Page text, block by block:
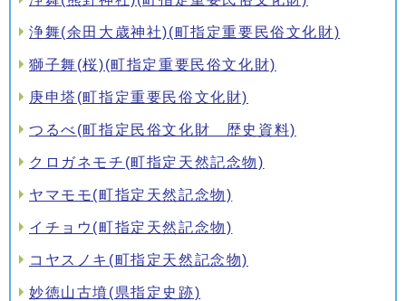
浄舞(余田大歳神社)(町指定重要民俗文化財)
獅子舞(桜)(町指定重要民俗文化財)
庚申塔(町指定重要民俗文化財)
つるべ(町指定民俗文化財 歴史資料)
クロガネモチ(町指定天然記念物)
ヤマモモ(町指定天然記念物)
イチョウ(町指定天然記念物)
コヤスノキ(町指定天然記念物)
妙徳山古墳(県指定史跡)